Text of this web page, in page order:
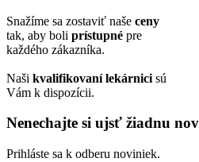
Snažíme sa zostaviť naše ceny
tak, aby boli prístupné pre
každého zákazníka.
Naši kvalifikovaní lekárnici sú
Vám k dispozícii.
Nenechajte si ujsť žiadnu
Prihláste sa k odberu noviniek.